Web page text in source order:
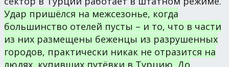
Удар пришёлся на межсезонье, когда
большинство отелей пусты – и то, что в части
из них размещены беженцы из разрушенных
городов, практически никак не отразится на
людях, купивших путёвки в Турцию. До